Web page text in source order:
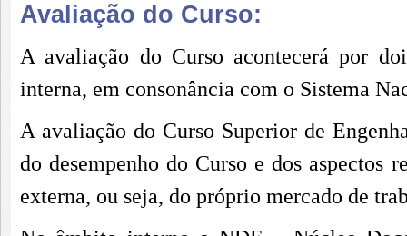
Avaliação do Curso:
A avaliação do Curso acontecerá por
interna, em consonância com o Sistema
A avaliação do Curso Superior de
do desempenho do Curso e dos aspectos
externa, ou seja, do próprio mercado de